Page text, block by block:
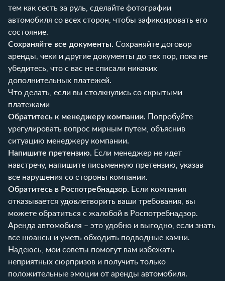
тем как сесть за руль, сделайте фотографии
автомобиля со всех сторон, чтобы зафиксировать его
состояние.
Сохраняйте все документы. Сохраняйте договор
аренды, чеки и другие документы до тех пор, пока не
убедитесь, что с вас не списали никаких
дополнительных платежей.
Что делать, если вы столкнулись со скрытыми
платежами
Обратитесь к менеджеру компании. Попробуйте
урегулировать вопрос мирным путем, объяснив
ситуацию менеджеру компании.
Напишите претензию. Если менеджер не идет
навстречу, напишите письменную претензию, указав
все нарушения со стороны компании.
Обратитесь в Роспотребнадзор. Если компания
отказывается удовлетворить ваши требования, вы
можете обратиться с жалобой в Роспотребнадзор.
Аренда автомобиля – это удобно и выгодно, если знать
все нюансы и уметь обходить подводные камни.
Надеюсь, мои советы помогут вам избежать
неприятных сюрпризов и получить только
положительные эмоции от аренды автомобиля.